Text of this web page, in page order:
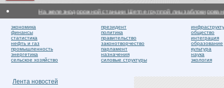
На железнодорожной станции Шетпе группой лиц заблокировано
экономика
финансы
статистика
нефть и газ
промышленность
энергетика
сельское хозяйство
президент
политика
правительство
законотворчество
парламент
назначения
силовые структуры
общество
интеграция
образование
культура
наука
экология
Лента новостей